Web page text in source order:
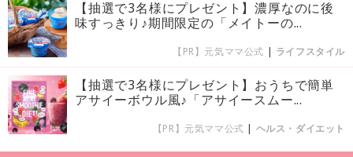
【抽選で3名様にプレゼント】濃厚なのに後
味すっきり♪期間限定の「メイトーの...
【PR】元気ママ公式 | ライフスタイル
【抽選で3名様にプレゼント】おうちで簡単
アサイーボウル風♪「アサイースムー...
【PR】元気ママ公式 | ヘルス・ダイエット